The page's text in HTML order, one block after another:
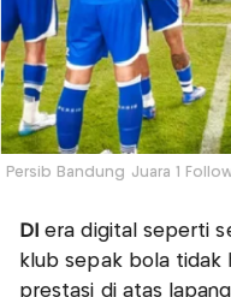
Persib Bandung Juara 1
DIera digital seperti
klub sepak bola tidak
prestasi di atas